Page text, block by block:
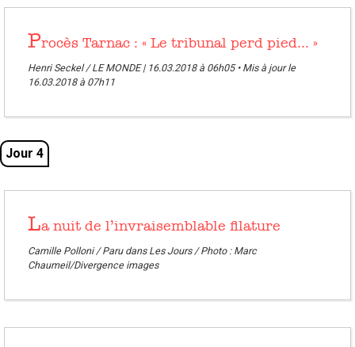
Procès Tarnac : « Le tribunal perd pied... »
Henri Seckel / LE MONDE | 16.03.2018 à 06h05 • Mis à jour le
16.03.2018 à 07h11
Jour 4
La nuit de l’invraisemblable filature
Camille Polloni / Paru dans Les Jours / Photo : Marc
Chaumeil/Divergence images